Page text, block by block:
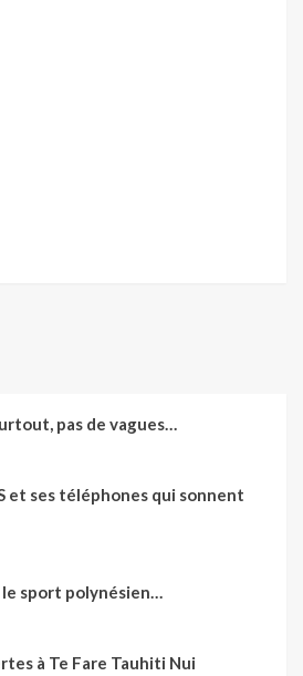
pas de vagues…
et ses téléphones qui sonnent
sport polynésien…
à Te Fare Tauhiti Nui